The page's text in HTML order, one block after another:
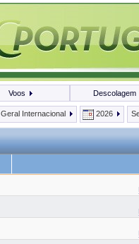
Voos Descolagem
Geral Internacional 2026